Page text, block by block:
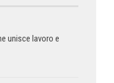
unisce lavoro e